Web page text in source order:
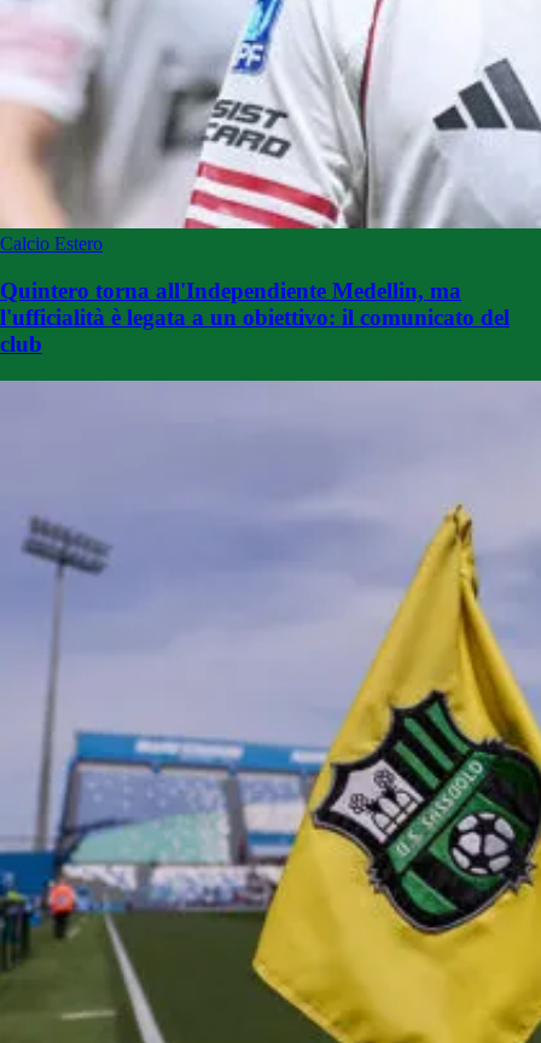
Calcio Estero
Quintero torna all'Independiente Medellin, ma
l'ufficialità è legata a un obiettivo: il comunicato del
club